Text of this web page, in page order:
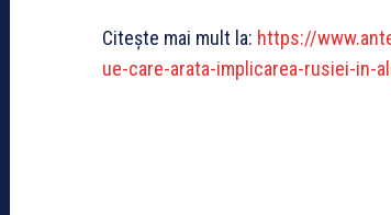
Citește mai mult la: https://
ue-care-arata-implicarea-rusiei-in-